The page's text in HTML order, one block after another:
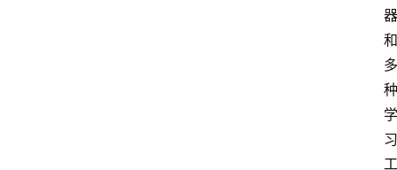
器
和
多
种
学
习
工